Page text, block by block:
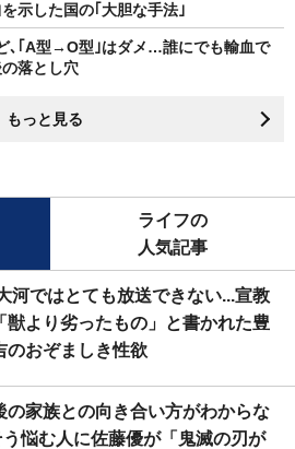
示した国の｢大胆な手法｣
､｢A型→O型｣はダメ…誰にでも輸血で
落とし穴
もっと見る
ライフの
人気記事
河ではとても放送できない...宣教
獣より劣ったもの」と書かれた豊
のおぞましき性欲
の家族との向き合い方がわからな
う悩む人に佐藤優が「鬼滅の刃が